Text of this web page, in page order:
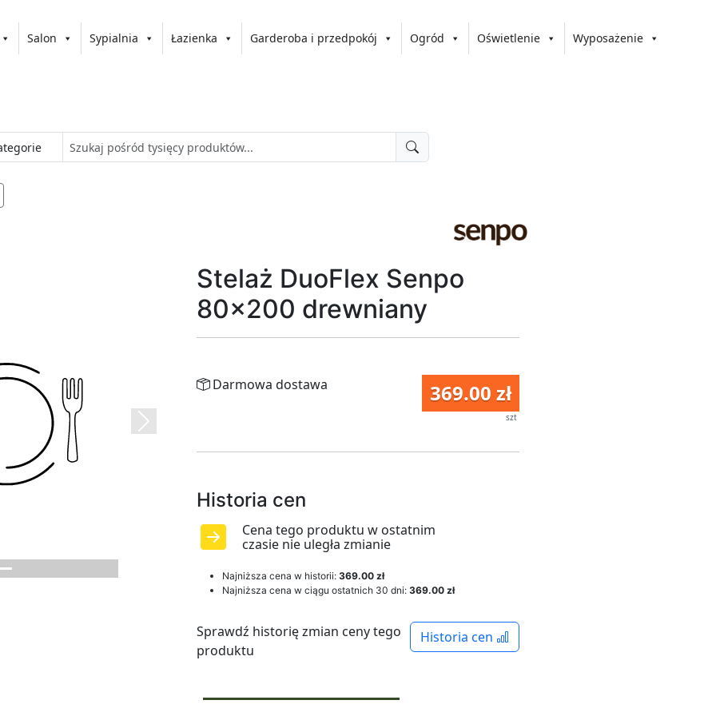
Salon Sypialnia Łazienka Garderoba i przedpokój Ogród Oświetlenie Wyposażenie
Next
Stelaż DuoFlex Senpo
80x200 drewniany
369.00 zł
szt
Darmowa dostawa
Historia cen
Cena tego produktu w ostatnim
czasie nie uległa zmianie
Najniższa cena w historii: 369.00 zł
Najniższa cena w ciągu ostatnich 30 dni: 369.00 zł
Historia cen
Sprawdź historię zmian ceny tego
produktu